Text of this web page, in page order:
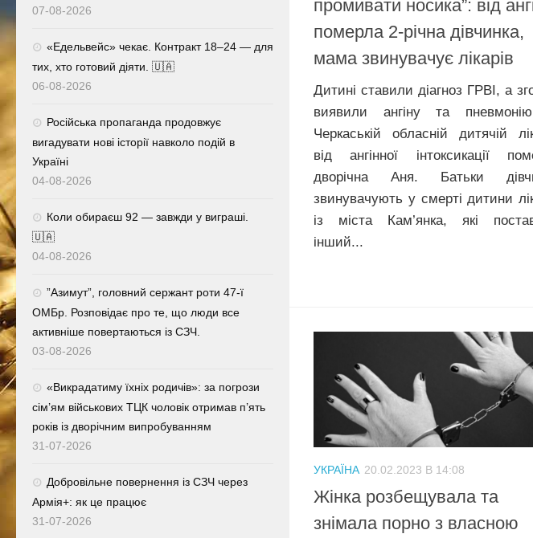
промивати носика”: від
померла 2-річна дівчинка,
мама звинувачує лікарів
Дитині ставили діагноз ГРВІ, а
виявили ангіну та
Черкаській обласній дитячій
від ангінної інтоксикації
дворічна Аня. Батьки
звинувачують у смерті дитини
із міста Кам’янка, які
інший...
УКРАЇНА 20.02.2023 В 14:08
Жінка розбещувала та
знімала порно з власною
07-08-2026
«Едельвейс» чекає. Контракт 18–24 — для
тих, хто готовий діяти. 🇺🇦
06-08-2026
Російська пропаганда продовжує
вигадувати нові історії навколо подій в
Україні
04-08-2026
Коли обираєш 92 — завжди у виграші.
🇺🇦
04-08-2026
⁨”Азимут”, головний сержант роти 47-ї
ОМБр. Розповідає про те, що люди все
активніше повертаються із СЗЧ.
03-08-2026
«Викрадатиму їхніх родичів»: за погрози
сім’ям військових ТЦК чоловік отримав п’ять
років із дворічним випробуванням
31-07-2026
Добровільне повернення із СЗЧ через
Армія+: як це працює
31-07-2026